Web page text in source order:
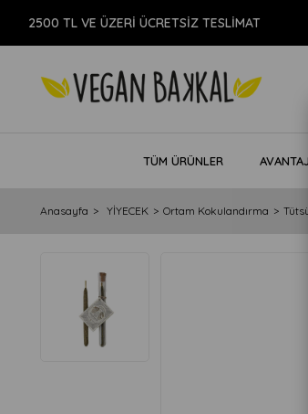
TL VE ÜZERİ ÜCRETSİZ TESLİMAT
TÜM ÜRÜNLER
Anasayfa YİYECEK Ortam Kokulandırma